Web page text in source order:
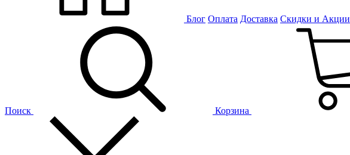
Блог Оплата Доставка Скидки и Акции
Поиск Корзина